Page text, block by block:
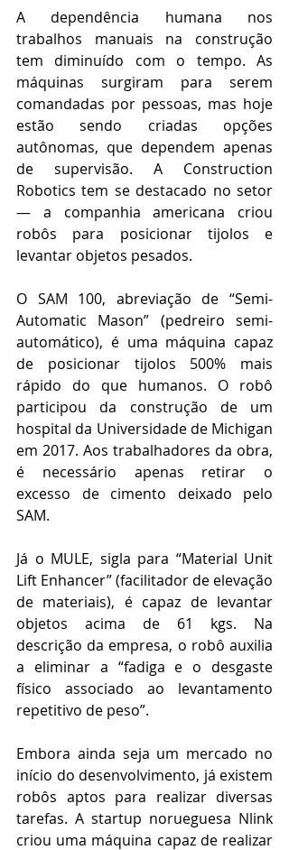
A dependência humana nos
trabalhos manuais na construção
tem diminuído com o tempo. As
máquinas surgiram para serem
comandadas por pessoas, mas hoje
estão sendo criadas opções
autônomas, que dependem apenas
de supervisão. A Construction
Robotics tem se destacado no setor
— a companhia americana criou
robôs para posicionar tijolos e
levantar objetos pesados.
O SAM 100, abreviação de “Semi-
Automatic Mason” (pedreiro semi-
automático), é uma máquina capaz
de posicionar tijolos 500% mais
rápido do que humanos. O robô
participou da construção de um
hospital da Universidade de Michigan
em 2017. Aos trabalhadores da obra,
é necessário apenas retirar o
excesso de cimento deixado pelo
SAM.
Já o MULE, sigla para “Material Unit
Lift Enhancer” (facilitador de elevação
de materiais), é capaz de levantar
objetos acima de 61 kgs. Na
descrição da empresa, o robô auxilia
a eliminar a “fadiga e o desgaste
físico associado ao levantamento
repetitivo de peso”.
Embora ainda seja um mercado no
início do desenvolvimento, já existem
robôs aptos para realizar diversas
tarefas. A startup norueguesa Nlink
criou uma máquina capaz de realizar